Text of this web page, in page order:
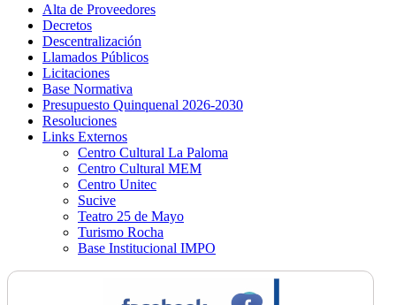
Alta de Proveedores
Decretos
Descentralización
Llamados Públicos
Licitaciones
Base Normativa
Presupuesto Quinquenal 2026-2030
Resoluciones
Links Externos
Centro Cultural La Paloma
Centro Cultural MEM
Centro Unitec
Sucive
Teatro 25 de Mayo
Turismo Rocha
Base Institucional IMPO